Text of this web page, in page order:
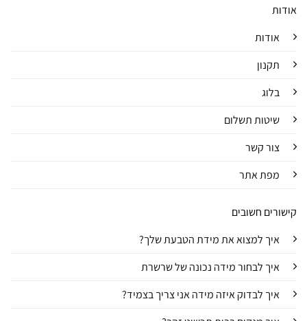
אודות
אודות
תקנון
בלוג
שיטות תשלום
צור קשר
מפת אתר
קישורים חשובים
איך למצוא את מידת הטבעת שלך?
איך לבחור מידה נכונה של שרשרת
איך לבדוק איזה מידה אני צריך בצמיד?